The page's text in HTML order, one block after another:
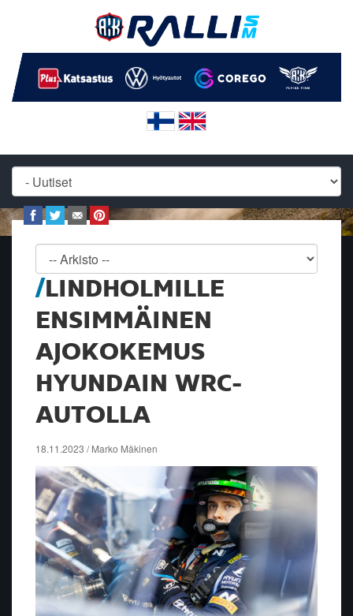
LINDHOLMILLE
ENSIMMÄINEN
AJOKOKEMUS
HYUNDAIN WRC-
AUTOLLA
18.11.2023 / Marko Mäkinen